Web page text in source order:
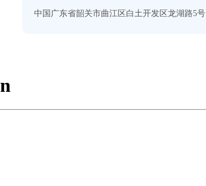
中国广东省韶关市曲江区白土开发区龙湖路5号